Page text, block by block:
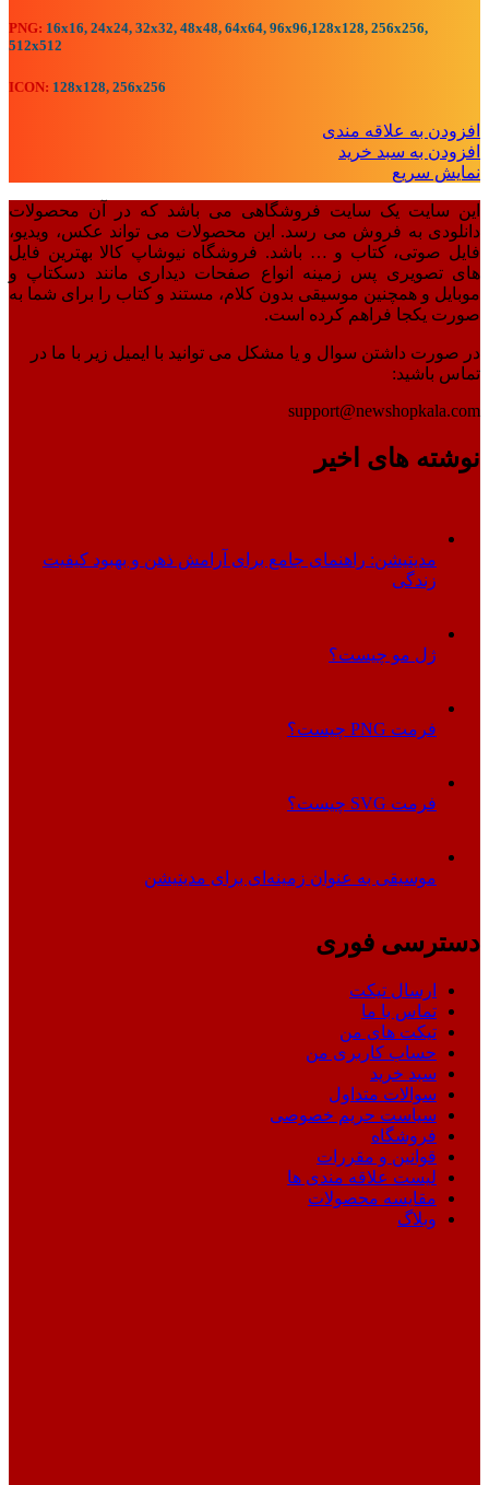
PNG: 16x16, 24x24, 32x32, 48x48, 64x64, 96x96,128x128, 256x256,
512x512
ICON: 128x128, 256x256
افزودن به علاقه مندی
افزودن به سبد خرید
نمایش سریع
این سایت یک سایت فروشگاهی می باشد که در آن محصولات
دانلودی به فروش می رسد. این محصولات می تواند عکس، ویدیو،
فایل صوتی، کتاب و … باشد. فروشگاه نیوشاپ کالا بهترین فایل
های تصویری پس زمینه انواع صفحات دیداری مانند دسکتاپ و
موبایل و همچنین موسیقی بدون کلام، مستند و کتاب را برای شما به
صورت یکجا فراهم کرده است.
در صورت داشتن سوال و یا مشکل می توانید با ایمیل زیر با ما در
تماس باشید:
support@newshopkala.com
نوشته های اخیر
مدیتیشن: راهنمای جامع برای آرامش ذهن و بهبود کیفیت
زندگی
ژل مو چیست؟
فرمت PNG چیست؟
فرمت SVG چیست؟
موسیقی به عنوان زمینه‌ای برای مدیتیشن
دسترسی فوری
ارسال تیکت
تماس با ما
تیکت های من
حساب کاربری من
سبد خرید
سوالات متداول
سیاست حریم خصوصی
فروشگاه
قوانین و مقررات
لیست علاقه مندی ها
مقایسه محصولات
وبلاگ